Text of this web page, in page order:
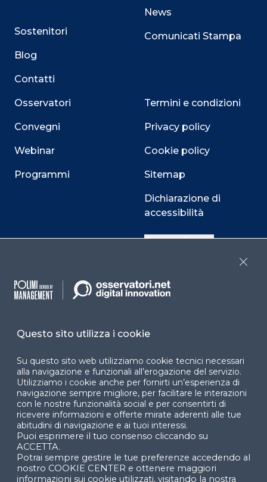
Sostenitori
Blog
Contatti
Osservatori
Convegni
Webinar
Programmi
News
Comunicati Stampa
Termini e condizioni
Privacy policy
Cookie policy
Sitemap
Dichiarazione di
accessibilità
Cookie Center
Facebook LinkedIn
© 2024 Copyright © Politecnico di Milano Dipartimento
di Ingegneria Gestionale
Questo sito utilizza i cookie
Su questo sito web utilizziamo cookie tecnici necessari
alla navigazione e funzionali all’erogazione del servizio.
Utilizziamo i cookie anche per fornirti un’esperienza di
navigazione sempre migliore, per facilitare le interazioni
con le nostre funzionalità social e per consentirti di
ricevere informazioni e offerte mirate aderenti alle tue
abitudini di navigazione e ai tuoi interessi.
Puoi esprimere il tuo consenso cliccando su
ACCETTA.
Potrai sempre gestire le tue preferenze accedendo al
nostro COOKIE CENTER e ottenere maggiori
informazioni sui cookie utilizzati, visitando la nostra